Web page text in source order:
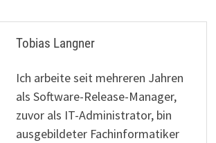
Tobias Langner
Ich arbeite seit mehreren Jahren
als Software-Release-Manager,
zuvor als IT-Administrator, bin
ausgebildeter Fachinformatiker